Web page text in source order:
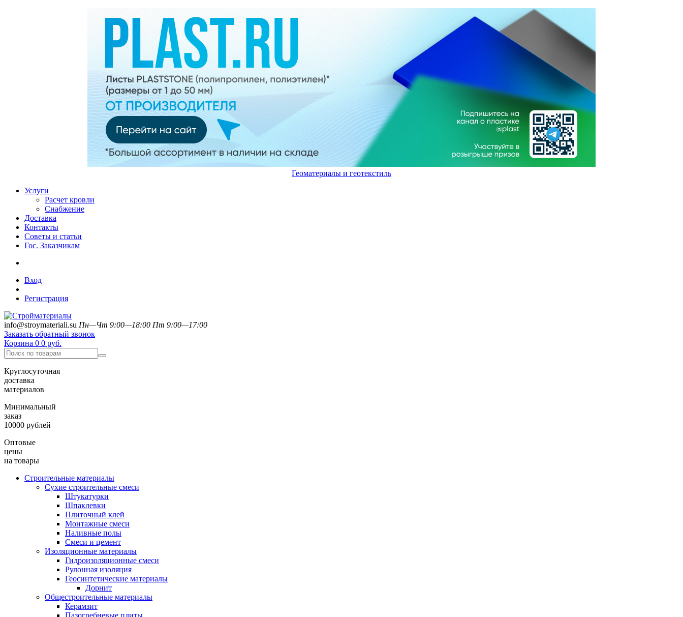
Геоматериалы и геотекстиль
Услуги
Расчет кровли
Снабжение
Доставка
Контакты
Советы и статьи
Гос. Заказчикам
Вход
Регистрация
info@stroymateriali.su Пн—Чт 9:00—18:00 Пт 9:00—17:00
Заказать обратный звонок
Корзина 0 0 руб.
Круглосуточная
доставка
материалов
Минимальный
заказ
10000 рублей
Оптовые
цены
на товары
Строительные материалы
Сухие строительные смеси
Штукатурки
Шпаклевки
Плиточный клей
Монтажные смеси
Наливные полы
Смеси и цемент
Изоляционные материалы
Гидроизоляционные смеси
Рулонная изоляция
Геосинтетические материалы
Дорнит
Общестроительные материалы
Керамзит
Пазогребневые плиты